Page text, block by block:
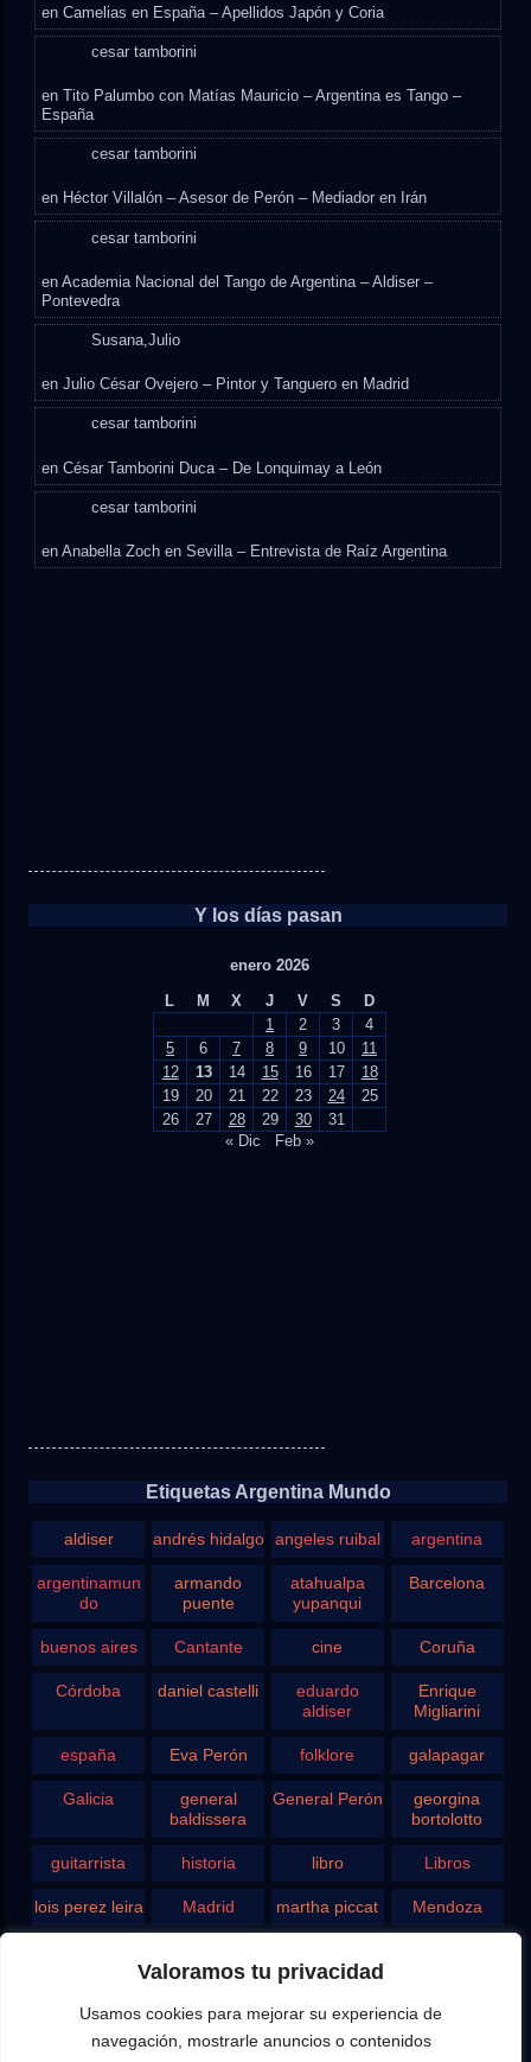
Valoramos tu privacidad
Usamos cookies para mejorar su experiencia de
navegación, mostrarle anuncios o contenidos
enCamelias en España – Apellidos Japón y Coria
cesar tamborini
enTito Palumbo con Matías Mauricio – Argentina es Tango –
España
cesar tamborini
en Héctor Villalón – Asesor de Perón – Mediador en Irán
cesar tamborini
enAcademia Nacional del Tango de Argentina – Aldiser –
Pontevedra
Susana,Julio
enJulio César Ovejero – Pintor y Tanguero en Madrid
cesar tamborini
enCésar Tamborini Duca – De Lonquimay a León
cesar tamborini
enAnabella Zoch en Sevilla – Entrevista de Raíz Argentina
Y los días pasan
enero 2026
L
M X J V S
D
1
2 3
4
5
6 7 8 9 10
11
12
13 14 15 16 17
18
19
20 21 22 23 24
25
26
27 28 29 30
31
« Dic
Feb »
Etiquetas Argentina Mundo
aldiser andrés hidalgo angeles ruibal argentina
argentinamun
do
armando
puente
atahualpa
yupanqui
Barcelona
buenos aires Cantante cine Coruña
Córdoba daniel castelli
eduardo
aldiser
Enrique
Migliarini
españa Eva Perón folklore galapagar
Galicia
general
baldissera
General Perón
georgina
bortolotto
guitarrista historia libro Libros
lois perez leira Madrid martha piccat Mendoza
Rodolfo
Ghezzi
rosario san juan santa fe